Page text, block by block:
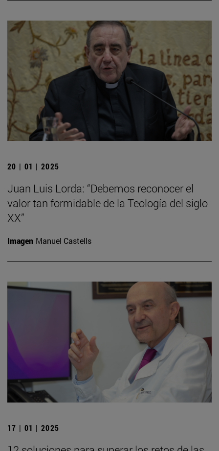
20 | 01 | 2025
Juan Luis Lorda: “Debemos reconocer el
valor tan formidable de la Teología del siglo
XX”
Imagen Manuel Castells
17 | 01 | 2025